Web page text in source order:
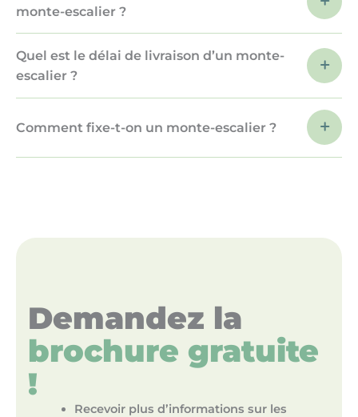
monte-escalier ?
Quel est le délai de livraison d’un monte-
escalier ?
Comment fixe-t-on un monte-escalier ?
Demandez la
brochure gratuite
!
Recevoir plus d’informations sur les